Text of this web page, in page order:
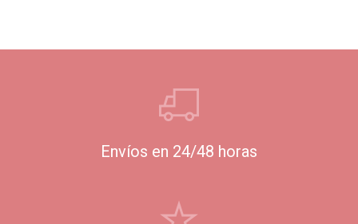
Envíos en 24/48 horas